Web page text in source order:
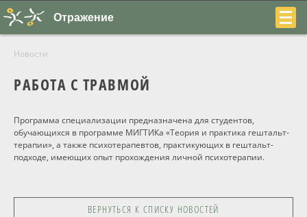
+7
(831)
Отражение
Новости
РАБОТА С ТРАВМОЙ
Программа специализации предназначена для студентов,
обучающихся в программе МИГТИКа «Теория и практика гештальт-
терапии», а также психотерапевтов, практикующих в гештальт-
подходе, имеющих опыт прохождения личной психотерапии.
ВЕРНУТЬСЯ К СПИСКУ НОВОСТЕЙ